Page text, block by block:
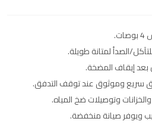
الصدأ لمتانة طويلة.
بعد إيقاف المضخة.
سريع وموثوق عند توقف التدفق.
وتوصيلات ضخ المياه.
ويوفر صيانة منخفضة.